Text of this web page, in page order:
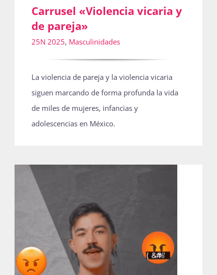
Carrusel «Violencia vicaria y
de pareja»
25N 2025, Masculinidades
La violencia de pareja y la violencia vicaria
siguen marcando de forma profunda la vida
de miles de mujeres, infancias y
adolescencias en México.